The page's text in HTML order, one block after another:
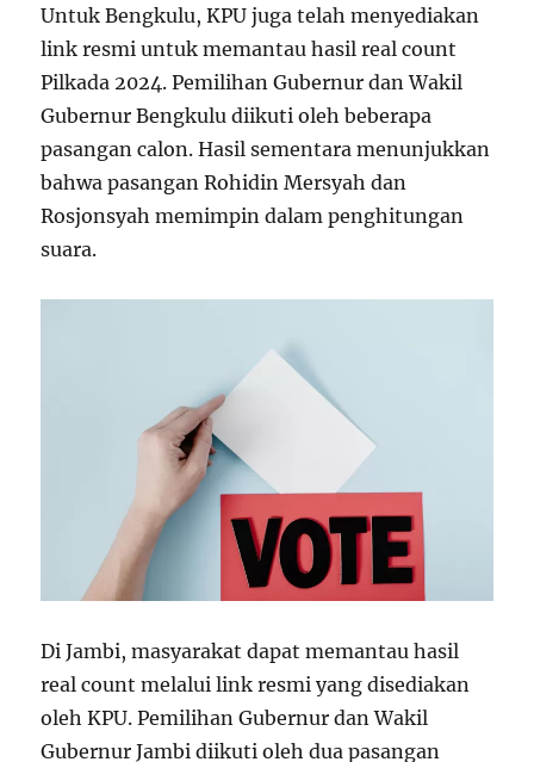
Untuk Bengkulu, KPU juga telah menyediakan
link resmi untuk memantau hasil real count
Pilkada 2024. Pemilihan Gubernur dan Wakil
Gubernur Bengkulu diikuti oleh beberapa
pasangan calon. Hasil sementara menunjukkan
bahwa pasangan Rohidin Mersyah dan
Rosjonsyah memimpin dalam penghitungan
suara.
Di Jambi, masyarakat dapat memantau hasil
real count melalui link resmi yang disediakan
oleh KPU. Pemilihan Gubernur dan Wakil
Gubernur Jambi diikuti oleh dua pasangan